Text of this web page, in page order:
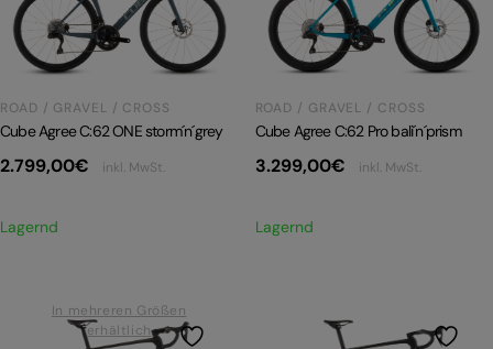
Alle entdecken
E-BIKE TOUR
PRODUKTRÜCKRUFE
ROAD / GRAVEL / CROSS
Cube Agree C:62 ONE storm´n´grey
2.799,00€ inkl. MwSt.
Lagernd
ROAD / GRAVEL / CROSS
Cube Agree C:62 Pro bali´n´prism
3.299,00€ inkl. MwSt.
Lagernd
In mehreren Größen
erhältlich